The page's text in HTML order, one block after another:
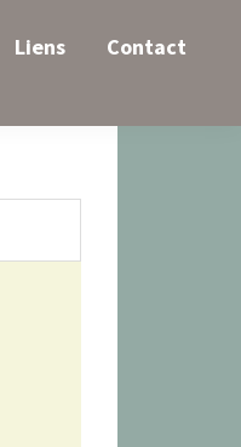
Liens Contact